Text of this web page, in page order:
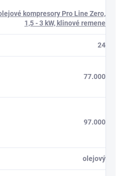
kompresory Pro Line Zero,
1,5 - 3 kW, klinové remene
24
77.000
97.000
olejový